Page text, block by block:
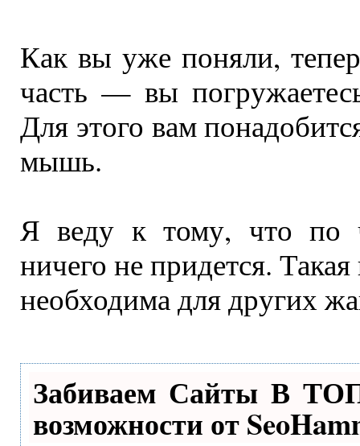
Как вы уже поняли,
часть — вы
Для этого вам
мышь.
Я веду к тому, что по
ничего не придется.
необходима для других
Забиваем Сайты В
возможности от